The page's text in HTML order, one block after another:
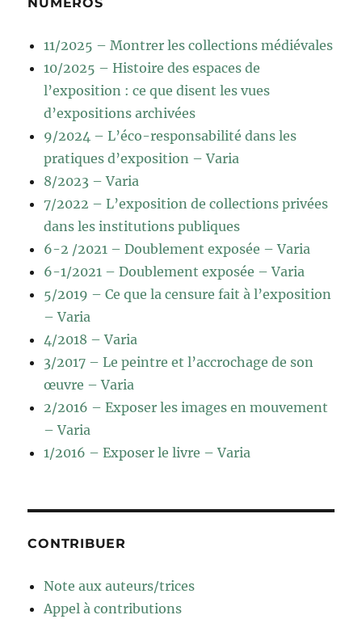
11/2025 – Montrer les collections médiévales
10/2025 – Histoire des espaces de
l’exposition : ce que disent les vues
d’expositions archivées
9/2024 – L’éco-responsabilité dans les
pratiques d’exposition – Varia
8/2023 – Varia
7/2022 – L’exposition de collections privées
dans les institutions publiques
6-2 /2021 – Doublement exposée – Varia
6-1/2021 – Doublement exposée – Varia
5/2019 – Ce que la censure fait à l’exposition
– Varia
4/2018 – Varia
3/2017 – Le peintre et l’accrochage de son
œuvre – Varia
2/2016 – Exposer les images en mouvement
– Varia
1/2016 – Exposer le livre – Varia
CONTRIBUER
Note aux auteurs/trices
Appel à contributions